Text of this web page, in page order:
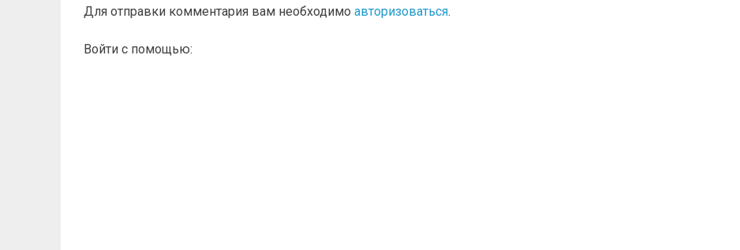
Для отправки комментария вам необходимо авторизоваться.
Войти с помощью: